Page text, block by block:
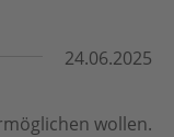
24.06.2025
wollen.